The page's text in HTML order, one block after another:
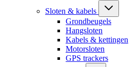
Sloten & kabels
Grondbeugels
Hangsloten
Kabels & kettingen
Motorsloten
GPS trackers